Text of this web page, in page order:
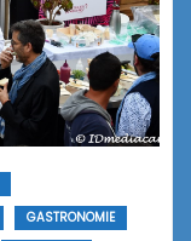
GASTRONOMIE